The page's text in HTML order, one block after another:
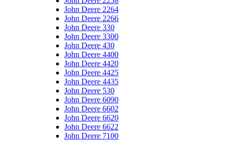
John Deere 2264
John Deere 2266
John Deere 330
John Deere 3300
John Deere 430
John Deere 4400
John Deere 4420
John Deere 4425
John Deere 4435
John Deere 530
John Deere 6090
John Deere 6602
John Deere 6620
John Deere 6622
John Deere 7100